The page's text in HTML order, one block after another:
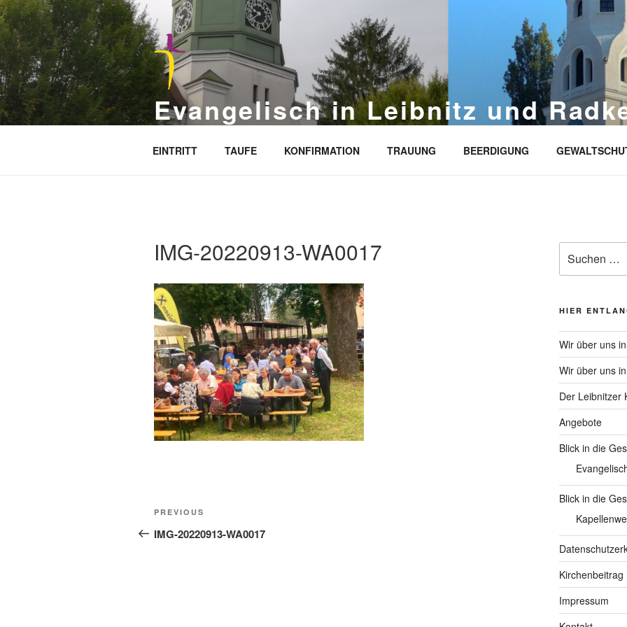
Zum
Inhalt
springen
Evangelisch in Leibnitz und
EINTRITT TAUFE KONFIRMATION TRAUUNG BEERDIGUNG
IMG-20220913-WA0017
Beitragsnavigation
Previous
Post
PREVIOUS
IMG-20220913-WA0017
nach:
HIER
Wir über uns
Wir über uns
Der Leibnitzer
Angebote
Blick in die
Blick in die
Kirchenbeitrag
Impressum